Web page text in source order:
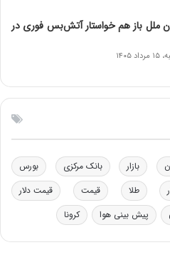
چ
ی
ق
ت
ب
ی
س
ت
د
ملل باز هم خواستار آتش‌بس فوری در
بازار بانک مرکزی
بورس
طلا قیمت
قیمت دلار
پیش بینی هوا کرونا